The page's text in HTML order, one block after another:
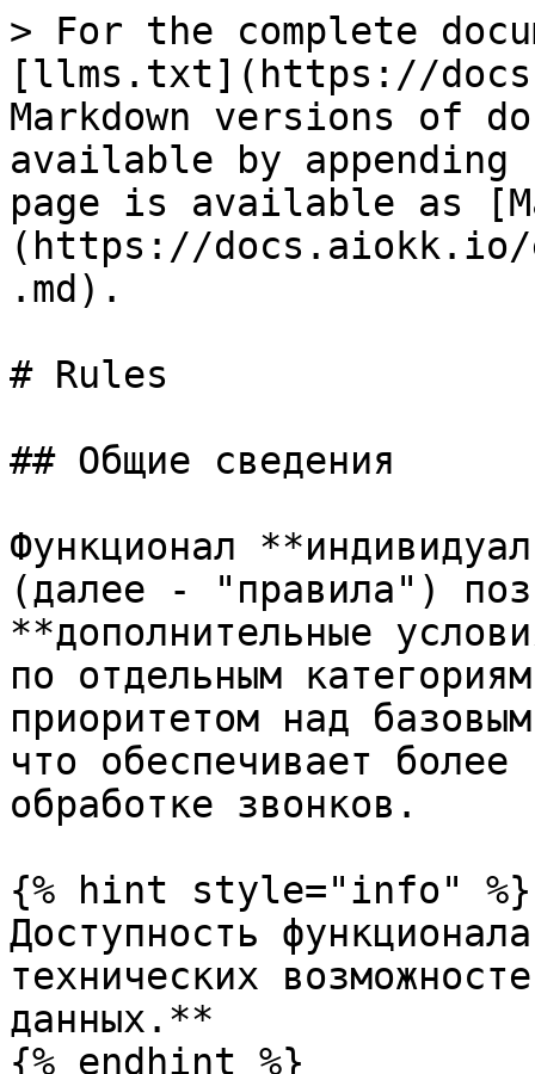
> For the complete
[llms.txt](https://
Markdown versions of
available by
page is available as
(https://
.md).
# Rules
## Общие сведения
Функционал
(далее - "правила")
**дополнительные
по отдельным
приоритетом над
что обеспечивает
обработке звонков.
{% hint style="info" %}
Доступность
технических
данных.**
{% endhint %}